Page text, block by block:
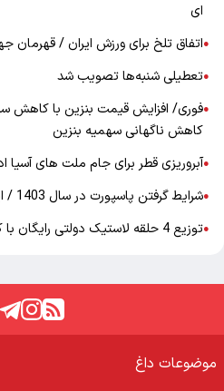
ای
●اتفاق تلخ برای ورزش ایران / قهرمان
●تعطیلی شنبه‌ها تصویب شد
●فوری/ افزایش قیمت بنزین با کاهش
کاهش ناگهانی سهمیه بنزین
●آبروریزی قطر برای جام ملت های آسیا
●شرایط گرفتن پاسپورت در سال 1403 / این افراد ممنوع الخروج هستند
●توزیع 4 حلقه لاستیک دولتی رایگان با کدملی به همه
موضوعات داغ